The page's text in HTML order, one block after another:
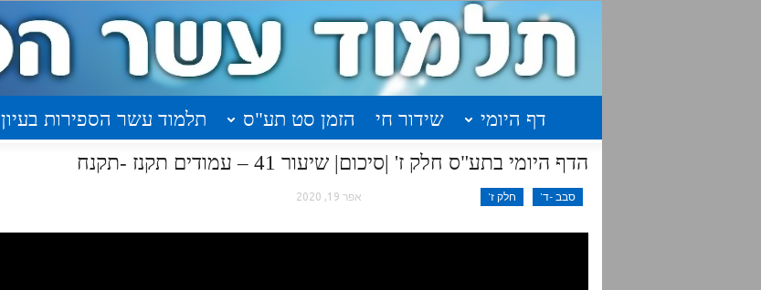
דף היומי שידור חי הזמן סט תע"ס תלמוד עשר הספירות בעיון
הדף היומי בתע"ס חלק ז' |סיכום| שיעור 41 – עמודים תקנז -תקנח
סבב -ד' חלק ז' אפר 19, 2020